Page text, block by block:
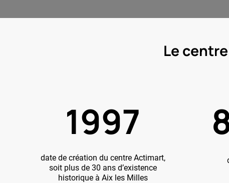
Le
1997
date de création du centre Actimart,
soit plus de 30 ans d’existence
historique à Aix les Milles